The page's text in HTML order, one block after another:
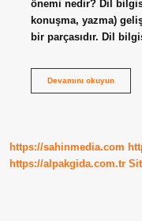
önemi nedir? Dil
konuşma, yazma)
bir parçasıdır. Dil
Devamını okuyunAna
https://sahinmedia.com
https://alpakgida.com.tr